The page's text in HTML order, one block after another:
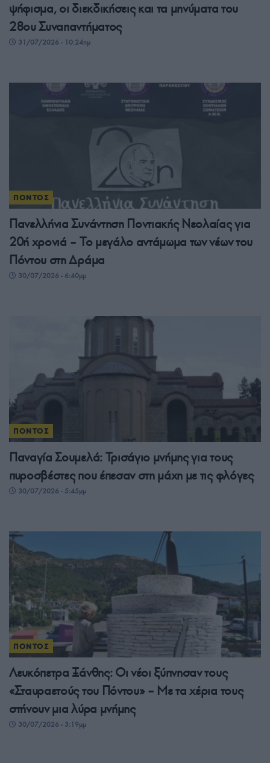
ψήφισμα, οι διεκδικήσεις και τα μηνύματα του
28ου Συναπαντήματος
31/07/2026 - 10:24πμ
ΠΟΝΤΟΣ
Πανελλήνια Συνάντηση Ποντιακής Νεολαίας για
20ή χρονιά – Το μεγάλο αντάμωμα των νέων του
Πόντου στη Δράμα
30/07/2026 - 6:40μμ
ΠΟΝΤΟΣ
Παναγία Σουμελά: Τρισάγιο μνήμης για τους
πυροσβέστες που έπεσαν στη μάχη με τις φλόγες
30/07/2026 - 5:45μμ
ΠΟΝΤΟΣ
Λευκόπετρα Ξάνθης: Οι νέοι ξύπνησαν τους
«Σταυραετούς του Πόντου» – Με τα χέρια τους
στήνουν μια λύρα μνήμης
30/07/2026 - 3:19μμ